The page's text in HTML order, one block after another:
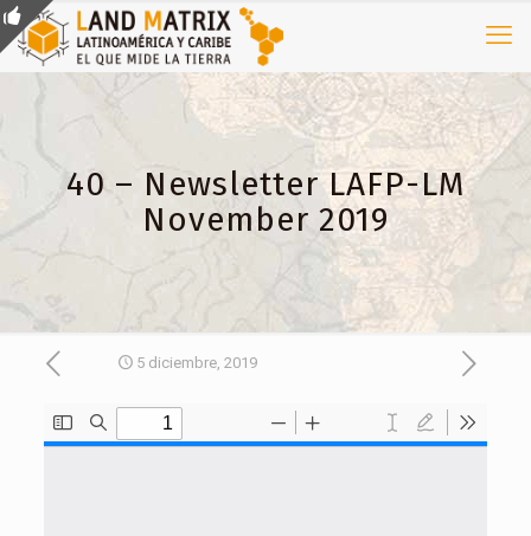
40 – Newsletter LAFP-LM
November 2019
5 diciembre, 2019